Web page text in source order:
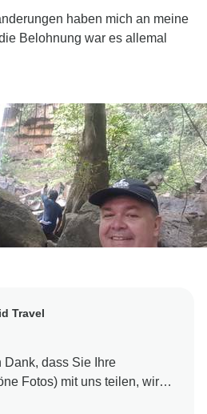
haben mich an meine
Belohnung war es allemal
Travel
Dank, dass Sie Ihre
Fotos) mit uns teilen, wir
Sie eine so tolle Erfahrung